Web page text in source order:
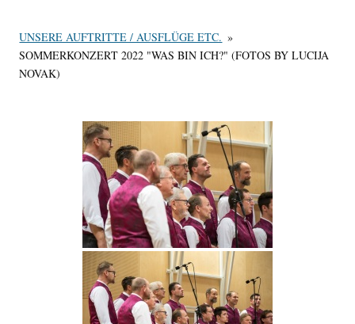
UNSERE AUFTRITTE / AUSFLÜGE ETC. »
SOMMERKONZERT 2022 "WAS BIN ICH?" (FOTOS BY LUCIJA
NOVAK)